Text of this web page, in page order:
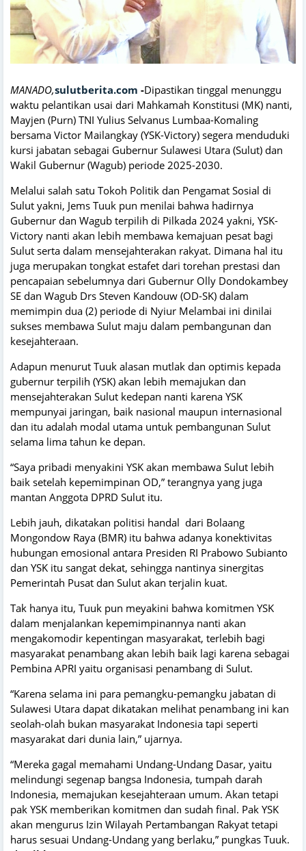
MANADO,sulutberita.com -Dipastikan tinggal menunggu
waktu pelantikan usai dari Mahkamah Konstitusi (MK) nanti,
Mayjen (Purn) TNI Yulius Selvanus Lumbaa-Komaling
bersama Victor Mailangkay (YSK-Victory) segera menduduki
kursi jabatan sebagai Gubernur Sulawesi Utara (Sulut) dan
Wakil Gubernur (Wagub) periode 2025-2030.
Melalui salah satu Tokoh Politik dan Pengamat Sosial di
Sulut yakni, Jems Tuuk pun menilai bahwa hadirnya
Gubernur dan Wagub terpilih di Pilkada 2024 yakni, YSK-
Victory nanti akan lebih membawa kemajuan pesat bagi
Sulut serta dalam mensejahterakan rakyat. Dimana hal itu
juga merupakan tongkat estafet dari torehan prestasi dan
pencapaian sebelumnya dari Gubernur Olly Dondokambey
SE dan Wagub Drs Steven Kandouw (OD-SK) dalam
memimpin dua (2) periode di Nyiur Melambai ini dinilai
sukses membawa Sulut maju dalam pembangunan dan
kesejahteraan.
Adapun menurut Tuuk alasan mutlak dan optimis kepada
gubernur terpilih (YSK) akan lebih memajukan dan
mensejahterakan Sulut kedepan nanti karena YSK
mempunyai jaringan, baik nasional maupun internasional
dan itu adalah modal utama untuk pembangunan Sulut
selama lima tahun ke depan.
“Saya pribadi menyakini YSK akan membawa Sulut lebih
baik setelah kepemimpinan OD,” terangnya yang juga
mantan Anggota DPRD Sulut itu.
Lebih jauh, dikatakan politisi handal dari Bolaang
Mongondow Raya (BMR) itu bahwa adanya konektivitas
hubungan emosional antara Presiden RI Prabowo Subianto
dan YSK itu sangat dekat, sehingga nantinya sinergitas
Pemerintah Pusat dan Sulut akan terjalin kuat.
Tak hanya itu, Tuuk pun meyakini bahwa komitmen YSK
dalam menjalankan kepemimpinannya nanti akan
mengakomodir kepentingan masyarakat, terlebih bagi
masyarakat penambang akan lebih baik lagi karena sebagai
Pembina APRI yaitu organisasi penambang di Sulut.
“Karena selama ini para pemangku-pemangku jabatan di
Sulawesi Utara dapat dikatakan melihat penambang ini kan
seolah-olah bukan masyarakat Indonesia tapi seperti
masyarakat dari dunia lain,” ujarnya.
“Mereka gagal memahami Undang-Undang Dasar, yaitu
melindungi segenap bangsa Indonesia, tumpah darah
Indonesia, memajukan kesejahteraan umum. Akan tetapi
pak YSK memberikan komitmen dan sudah final. Pak YSK
akan mengurus Izin Wilayah Pertambangan Rakyat tetapi
harus sesuai Undang-Undang yang berlaku,” pungkas Tuuk.